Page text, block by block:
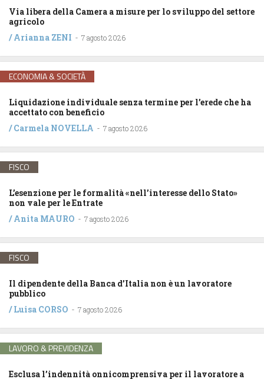
Via libera della Camera a misure per lo sviluppo del settore
agricolo
/Arianna ZENI - 7 agosto 2026
ECONOMIA & SOCIETÀ
Liquidazione individuale senza termine per l’erede che ha
accettato con beneficio
/Carmela NOVELLA - 7 agosto 2026
FISCO
L’esenzione per le formalità «nell’interesse dello Stato»
non vale per le Entrate
/Anita MAURO - 7 agosto 2026
FISCO
Il dipendente della Banca d’Italia non è un lavoratore
pubblico
/Luisa CORSO - 7 agosto 2026
LAVORO & PREVIDENZA
Esclusa l’indennità onnicomprensiva per il lavoratore a